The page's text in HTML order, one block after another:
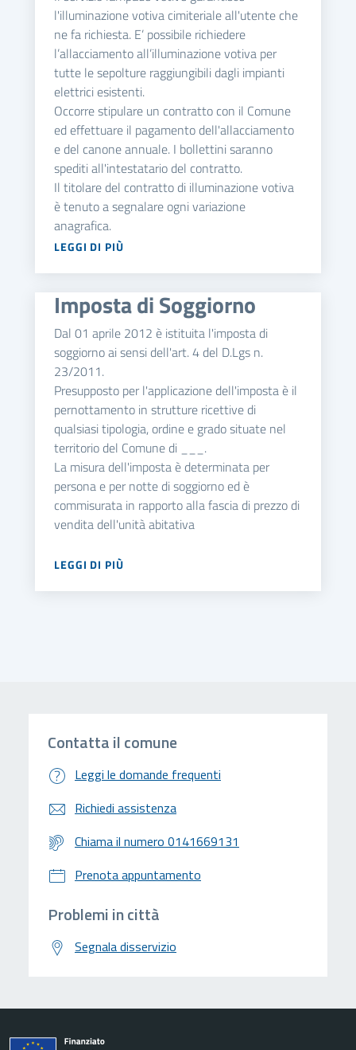
l'illuminazione votiva cimiteriale all'utente che
ne fa richiesta. E’ possibile richiedere
l’allacciamento all’illuminazione votiva per
tutte le sepolture raggiungibili dagli impianti
elettrici esistenti.
Occorre stipulare un contratto con il Comune
ed effettuare il pagamento dell'allacciamento
e del canone annuale. I bollettini saranno
spediti all'intestatario del contratto.
Il titolare del contratto di illuminazione votiva
è tenuto a segnalare ogni variazione
anagrafica.
LEGGI DI PIÙ
Imposta di Soggiorno
Dal 01 aprile 2012 è istituita l'imposta di
soggiorno ai sensi dell'art. 4 del D.Lgs n.
23/2011.
Presupposto per l'applicazione dell'imposta è il
pernottamento in strutture ricettive di
qualsiasi tipologia, ordine e grado situate nel
territorio del Comune di ___.
La misura dell'imposta è determinata per
persona e per notte di soggiorno ed è
commisurata in rapporto alla fascia di prezzo di
vendita dell'unità abitativa
LEGGI DI PIÙ
Contatta il comune
Leggi le domande frequenti
Richiedi assistenza
Chiama il numero 0141669131
Prenota appuntamento
Problemi in città
Segnala disservizio